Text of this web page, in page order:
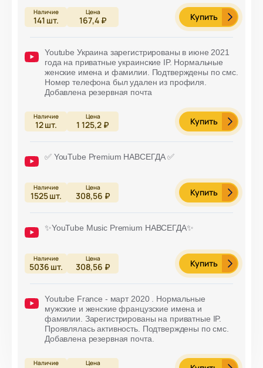
141 шт. 167,4 ₽ Купить
Youtube Украина зарегистрированы в июне 2021
года на приватные украинские IP. Нормальные
женские имена и фамилии. Подтверждены по смс.
Номер телефона был удален из профиля.
Добавлена резервная почта
12шт. 1 125,2 ₽ Купить
✅ YouTube Premium НАВСЕГДА ✅
1525шт. 308,56 ₽ Купить
✨YouTube Music Premium НАВСЕГДА✨
5036 шт. 308,56 ₽ Купить
Youtube France - март 2020 . Нормальные
мужские и женские французские имена и
фамилии. Зарегистрированы на приватные IP.
Проявлялась активность. Подтверждены по смс.
Добавлена резервная почта.